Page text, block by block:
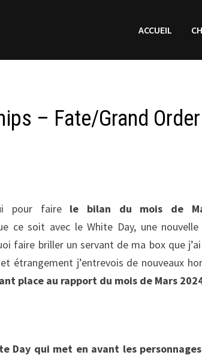
ACCUEIL
– Fate/Grand
pour fairele bilan du mois de
ce soit avec le White Day, une
faire briller un servant de ma box que
étrangement j’entrevois de nouveaux
place au rapport du mois de Mars
Day qui met en avant les